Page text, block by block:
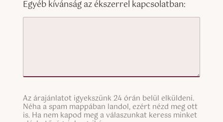
Egyéb kívánság az ékszerrel kapcsolatban:
S
i
n
Az árajánlatot igyekszünk 24 órán belül elküldeni.
Néha a spam mappában landol, ezért nézd meg ott
is. Ha nem kapod meg a válaszunkat keress minket